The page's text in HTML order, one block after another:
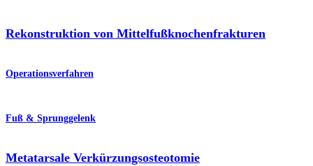
Rekonstruktion von Mittelfußknochenfrakturen
Operationsverfahren
Fuß & Sprunggelenk
Metatarsale Verkürzungsosteotomie